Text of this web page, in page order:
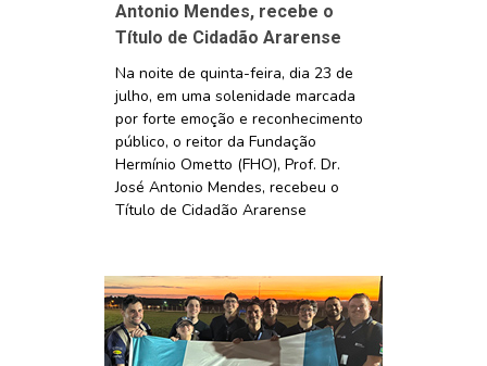
Antonio Mendes, recebe o
Título de Cidadão Ararense
Na noite de quinta-feira, dia 23 de
julho, em uma solenidade marcada
por forte emoção e reconhecimento
público, o reitor da Fundação
Hermínio Ometto (FHO), Prof. Dr.
José Antonio Mendes, recebeu o
Título de Cidadão Ararense